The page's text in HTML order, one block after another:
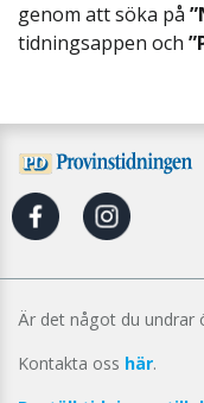
genom att söka på
tidningsappen och
Är det något du undrar
Kontakta oss här.